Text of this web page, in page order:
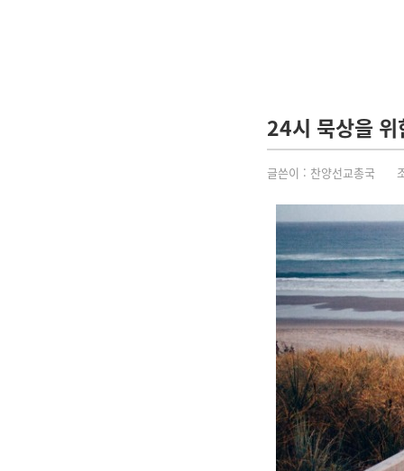
24시 묵상을
글쓴이 : 찬양선교총국 조